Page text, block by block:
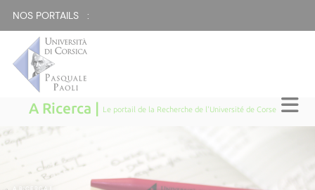
NOS PORTAILS :
A Ricerca | Le portail de la Recherche de l'Université de Corse
A RICERCA